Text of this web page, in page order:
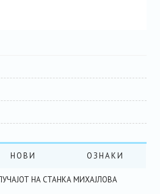
НОВИ ОЗНАКИ
НА СТАНКА МИХАЈЛОВА